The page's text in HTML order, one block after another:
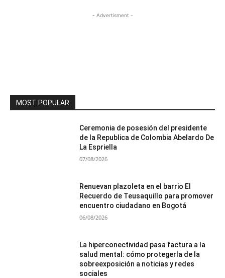
- Advertisment -
MOST POPULAR
Ceremonia de posesión del presidente
de la Republica de Colombia Abelardo De
La Espriella
07/08/2026
Renuevan plazoleta en el barrio El
Recuerdo de Teusaquillo para promover
encuentro ciudadano en Bogotá
06/08/2026
La hiperconectividad pasa factura a la
salud mental: cómo protegerla de la
sobreexposición a noticias y redes
sociales